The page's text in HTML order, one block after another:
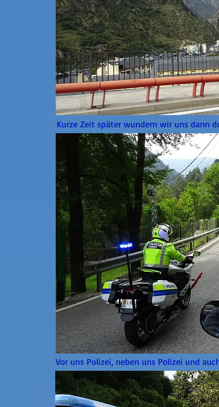
Kurze Zeit später wundern wir uns dann
Vor uns Polizei, neben uns Polizei und